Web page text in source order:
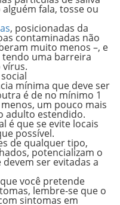
fala, tosse ou
, posicionadas da
contaminadas não
muito menos –, e
tendo uma barreira
mínima que deve ser
é de no mínimo 1
um pouco mais
adulto estendido.
é que se evite locais
possível.
de qualquer tipo,
potencializam o
ser evitadas a
você pretende
lembre-se que o
sintomas em